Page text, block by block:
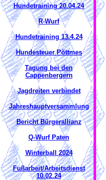
Hundetraining 20.04.24
R-Wurf
Hundetraining 13.4.24
Hundesteuer Pöttmes
Tagung bei den
Cappenbergern
Jagdreiten verbindet
Jahreshauptversammlung
Bericht Bürgerallianz
Q-Wurf Paten
Winterball 2024
Fußarbeit/Arbeitsdienst
10.02.24